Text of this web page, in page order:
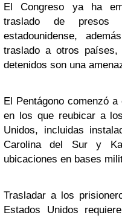
El Congreso ya ha
traslado de presos
estadounidense,
traslado a otros
detenidos son una
El Pentágono comenzó
en los que reubicar a
Unidos, incluidas
Carolina del Sur y
ubicaciones en bases
Trasladar a los
Estados Unidos